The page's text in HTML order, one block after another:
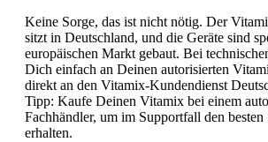
Keine Sorge, das ist nicht nötig. Der
sitzt in Deutschland, und die Geräte sind
europäischen Markt gebaut. Bei
Dich einfach an Deinen autorisierten
direkt an den Vitamix-Kundendienst
Tipp: Kaufe Deinen Vitamix bei einem
Fachhändler, um im Supportfall den besten
erhalten.